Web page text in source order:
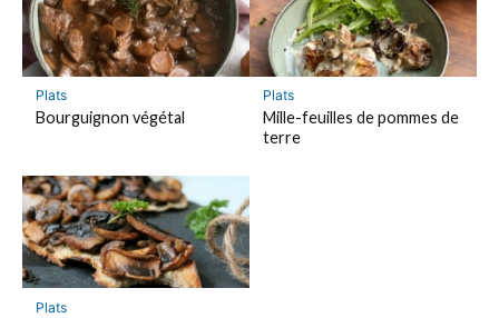
Plats
Bourguignon végétal
Plats
Mille-feuilles de pommes de
terre
Plats